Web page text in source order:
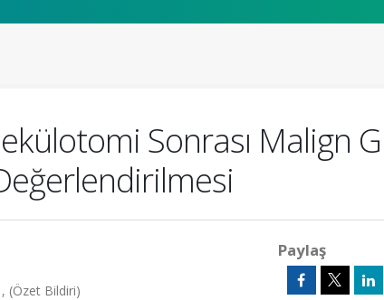
Sonrası Malign
(Özet Bildiri)
Paylaş